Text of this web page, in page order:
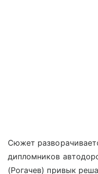
Сюжет
дипломников
(Рогачев) привык